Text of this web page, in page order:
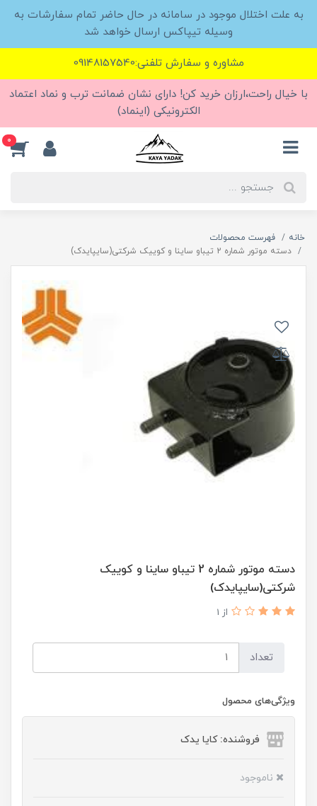
به علت اختلال موجود در سامانه در حال حاضر تمام سفارشات به
وسیله تیپاکس ارسال خواهد شد
مشاوره و سفارش تلفنی:09148157540
با خیال راحت،ارزان خرید کن! دارای نشان ضمانت ترب و نماد اعتماد
الکترونیکی (اینماد)
0
خانه
فهرست محصولات
دسته موتور شماره 2 تیباو ساینا و کوییک شرکتی(سایپایدک)
دسته موتور شماره 2 تیباو ساینا و کوییک
شرکتی(سایپایدک)
از 1
تعداد
ویژگی‌های محصول
فروشنده: کایا یدک
ناموجود